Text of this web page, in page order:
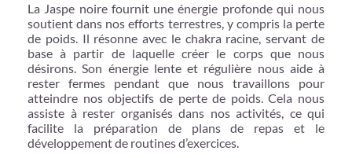
La Jaspe noire fournit une énergie profonde qui nous
soutient dans nos efforts terrestres, y compris la perte
de poids. Il résonne avec le chakra racine, servant de
base à partir de laquelle créer le corps que nous
désirons. Son énergie lente et régulière nous aide à
rester fermes pendant que nous travaillons pour
atteindre nos objectifs de perte de poids. Cela nous
assiste à rester organisés dans nos activités, ce qui
facilite la préparation de plans de repas et le
développement de routines d’exercices.